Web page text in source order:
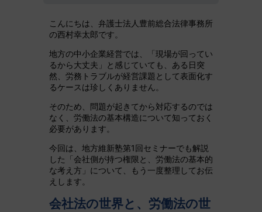
こんにちは、弁護士法人豊前総合法律事務所
の西村幸太郎です。
地方の中小企業経営では、「現場が回ってい
るから大丈夫」と感じていても、ある日突
然、労務トラブルが経営課題として表面化す
るケースは珍しくありません。
そのため、問題が起きてから対応するのでは
なく、労働法の基本構造について知っておく
必要があります。
今回は、地方維新塾第1回セミナーでも解説
した「会社側が持つ権限と、労働法の基本的
な考え方」について、もう一度整理してお伝
えします。
会社法の世界と、労働法の世